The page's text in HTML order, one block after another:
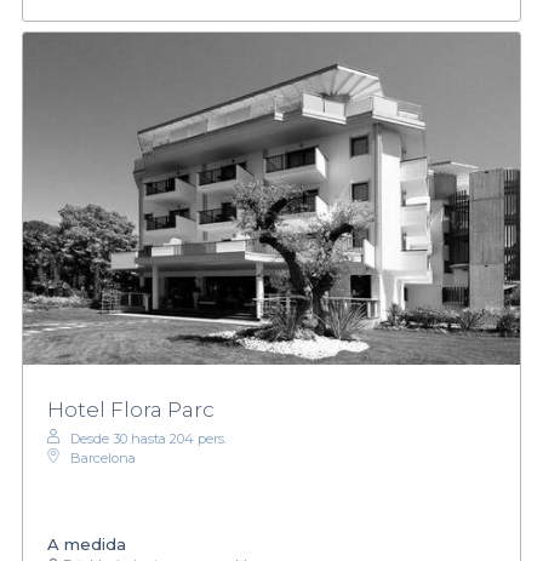
Hotel Flora Parc
Desde 30 hasta 204 pers.
Barcelona
A medida